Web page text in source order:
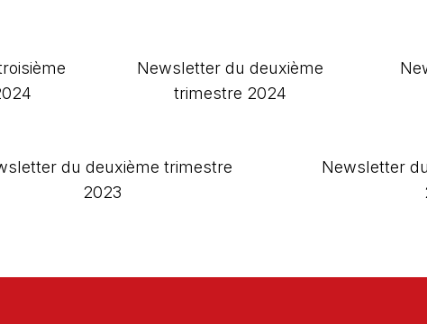
Newsletter du deuxième
trimestre 2024
du deuxième trimestre
2023
Newsletter